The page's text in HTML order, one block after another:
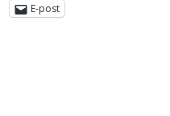
E-post